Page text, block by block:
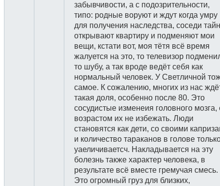
забывчивости, а с подозрительности,
типо: родные воруют и ждут когда умру
для получения наследства, соседи
открывают квартиру и подменяют мои
вещи, кстати вот, моя тётя всё время
жалуется на это, то телевизор
то шубу, а так вроде ведёт себя как
нормальный человек. У Светличной
самое. К сожалению, многих из нас
такая доля, особенно после 80. Это
сосудистые изменеия головного мозга,
возрастом их не избежать. Люди
становятся как дети, со своими
и количество тараканов в голове
уаеличиваетсч. Накладывается на эту
болезнь также характер человека, в
результате всё вместе гремучая смесь.
Это огромный груз для близких,